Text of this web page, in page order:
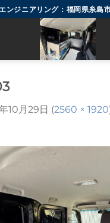
ンジニアリング：福岡県糸島
10月29日 (2560 × 1920